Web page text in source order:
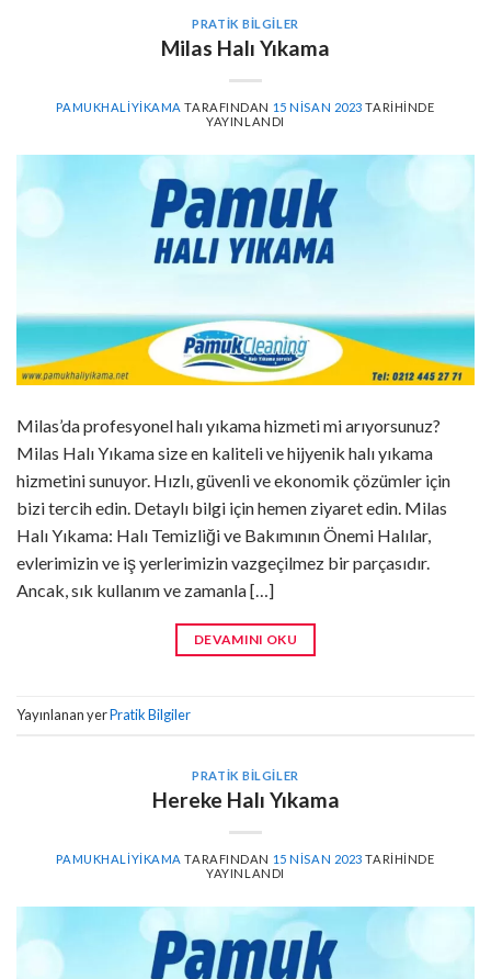
PRATIK BILGILER
Milas Halı Yıkama
PAMUKHALIYIKAMA TARAFINDAN 15 NISAN 2023 TARIHINDE
YAYINLANDI
Milas’da profesyonel halı yıkama hizmeti mi arıyorsunuz?
Milas Halı Yıkama size en kaliteli ve hijyenik halı yıkama
hizmetini sunuyor. Hızlı, güvenli ve ekonomik çözümler için
bizi tercih edin. Detaylı bilgi için hemen ziyaret edin. Milas
Halı Yıkama: Halı Temizliği ve Bakımının Önemi Halılar,
evlerimizin ve iş yerlerimizin vazgeçilmez bir parçasıdır.
Ancak, sık kullanım ve zamanla […]
DEVAMINI OKU
Yayınlanan yerPratik Bilgiler
PRATIK BILGILER
Hereke Halı Yıkama
PAMUKHALIYIKAMA TARAFINDAN 15 NISAN 2023 TARIHINDE
YAYINLANDI